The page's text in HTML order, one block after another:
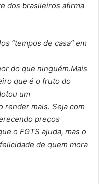
dos brasileiros afirma
“tempos de casa” em
do que ninguém.Mais
que é o fruto do
um
render mais. Seja com
preços
o FGTS ajuda, mas o
de quem mora